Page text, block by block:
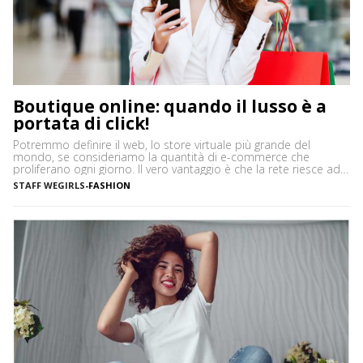
Boutique online: quando il lusso è a
portata di click!
Potremmo definire il web, lo store virtuale più grande del
mondo, se consideriamo la quantità di e-commerce che
proliferano ogni giorno. Il vero vantaggio è che la rete riesce ad
accontentare proprio tutti, anche quando si parla di beni di
pregio. Se da un lato ci sono, infatti, quelli che si affidano ad
STAFF WEGIRLS-FASHION